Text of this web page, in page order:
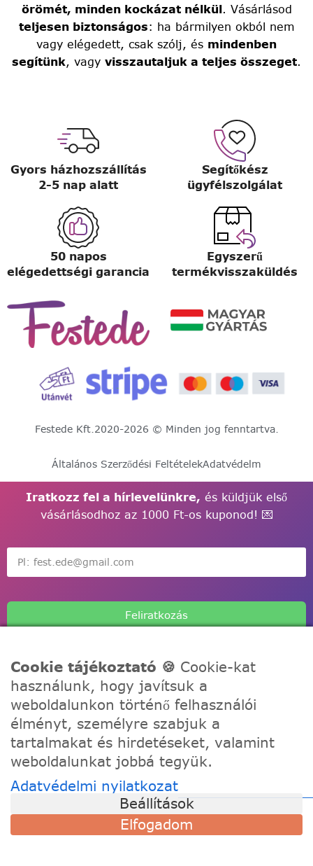
örömét, minden kockázat nélkül. Vásárlásod
teljesen biztonságos: ha bármilyen okból nem
vagy elégedett, csak szólj, és mindenben
segítünk, vagy visszautaljuk a teljes összeget.
Gyors házhozszállítás
2-5 nap alatt
Segítőkész
ügyfélszolgálat
50 napos
elégedettségi garancia
Egyszerű
termékvisszaküldés
Festede Kft.2020-2026 © Minden jog fenntartva.
Általános Szerződési FeltételekAdatvédelm
Iratkozz fel a hírlevelünkre, és küldjük első
vásárlásodhoz az 1000 Ft-os kuponod! 💌
Feliratkozás
A Festede számozott kifestőkkel te is alkothatsz, akár egy
igazi művész! Fesd meg a remekműved korábbi
tapasztalat nélkül, töltődj fel és fejezd ki a kreativitásod!
TÁMOGATÁS
Szállítási információk
Visszaküldés és csere
Cookie tájékoztató 🍪 Cookie-kat
használunk, hogy javítsuk a
weboldalunkon történő felhasználói
élményt, személyre szabjuk a
tartalmakat és hirdetéseket, valamint
weboldalunkat jobbá tegyük.
Adatvédelmi nyilatkozat
Beállítások
Elfogadom